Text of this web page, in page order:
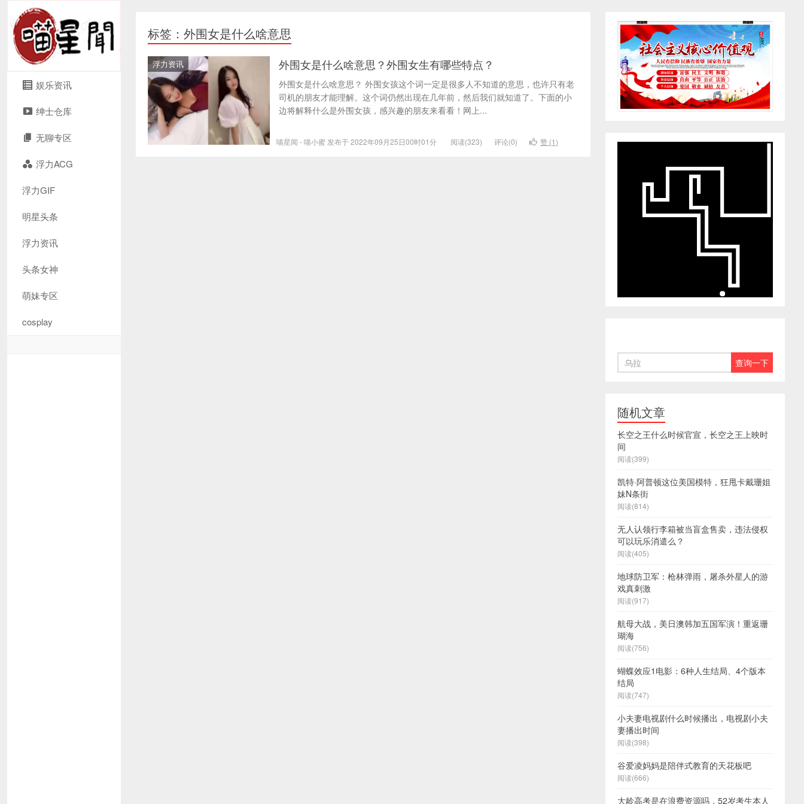
娱乐资讯
绅士仓库
无聊专区
浮力ACG
浮力GIF
明星头条
浮力资讯
头条女神
萌妹专区
cosplay
标签：外围女是什么啥意思
浮力资讯 外围女是什么啥意思？外围女生有哪些特点？
外围女是什么啥意思？ 外围女孩这个词一定是很多人不知道的意思，也许只有老
司机的朋友才能理解。这个词仍然出现在几年前，然后我们就知道了。下面的小
边将解释什么是外围女孩，感兴趣的朋友来看看！网上...
喵星闻 - 喵小蜜 发布于 2022年09月25日00时01分 阅读(323) 评论(0) 赞 (1)
随机文章
长空之王什么时候官宣，长空之王上映时
间
阅读(399)
凯特·阿普顿这位美国模特，狂甩卡戴珊姐
妹N条街
阅读(814)
无人认领行李箱被当盲盒售卖，违法侵权
可以玩乐消遣么？
阅读(405)
地球防卫军：枪林弹雨，屠杀外星人的游
戏真刺激
阅读(917)
航母大战，美日澳韩加五国军演！重返珊
瑚海
阅读(756)
蝴蝶效应1电影：6种人生结局、4个版本
结局
阅读(747)
小夫妻电视剧什么时候播出，电视剧小夫
妻播出时间
阅读(398)
谷爱凌妈妈是陪伴式教育的天花板吧
阅读(666)
大龄高考是在浪费资源吗，52岁考生本人